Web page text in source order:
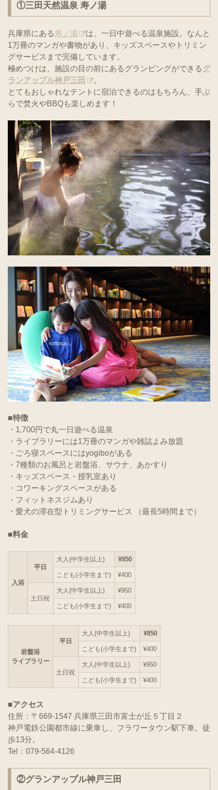
①三田天然温泉 寿ノ湯
兵庫県にある寿ノ湯
は、一日中遊べる温泉施設。なんと
1万冊のマンガや書物があり、キッズスペースやトリミン
グサービスまで完備しています。
極めつけは、施設の目の前にあるグランピングができる グ
ランアップル神戸三田
。
とてもおしゃれなテントに宿泊できるのはもちろん、手ぶ
らで焚火やBBQも楽しめます！
■特徴
・1,700円で丸一日遊べる温泉
・ライブラリーには1万冊のマンガや雑誌よみ放題
・ごろ寝スペースにはyogiboがある
・7種類のお風呂と岩盤浴、サウナ、あかすり
・キッズスペース・授乳室あり
・コワーキングスペースがある
・フィットネスジムあり
・愛犬の滞在型トリミングサービス （最長5時間まで）
■料金
入浴
平日
大人(中学生以上) ¥850
こども(小学生まで) ¥400
土日祝
大人(中学生以上) ¥950
こども(小学生まで) ¥400
岩盤浴
ライブラリー
平日
大人(中学生以上) ¥850
こども(小学生まで) ¥400
土日祝
大人(中学生以上) ¥950
こども(小学生まで) ¥400
■アクセス
住所：〒669-1547 兵庫県三田市富士が丘５丁目２
神戸電鉄公園都市線に乗車し、フラワータウン駅下車。徒
歩13分。
Tel：079-564-4126
②グランアップル神戸三田